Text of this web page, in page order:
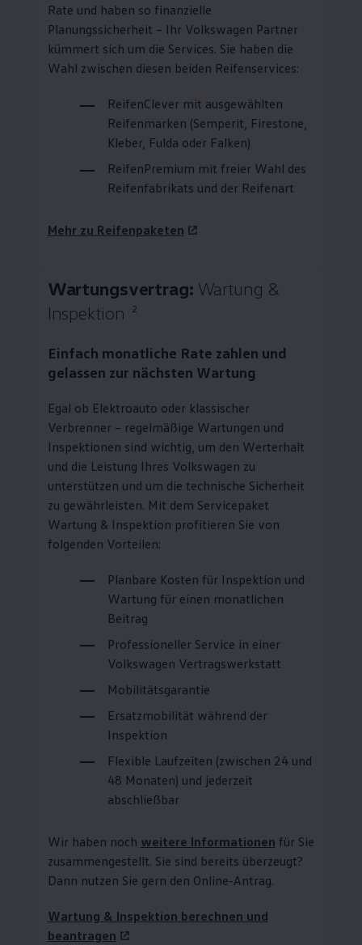
Rate und haben so finanzielle
Planungssicherheit – Ihr Volkswagen Partner
kümmert sich um die Services. Sie haben die
Wahl zwischen diesen beiden Reifenservices:
ReifenClevermit ausgewählten
Reifenmarken (Semperit, Firestone,
Kleber, Fulda oder Falken)
ReifenPremium mit freier Wahl des
Reifenfabrikats und der Reifenart
Mehr zu Reifenpaketen
Wartungsvertrag: Wartung &
Inspektion
2
Einfach monatliche Rate zahlen und
gelassen zur nächsten Wartung
Egal ob Elektroauto oder klassischer
Verbrenner – regelmäßige Wartungen und
Inspektionen sind wichtig, um den Werterhalt
und die Leistung Ihres Volkswagen zu
unterstützen und um die technische Sicherheit
zu gewährleisten. Mit dem Servicepaket
Wartung & Inspektion profitieren Sie von
folgenden Vorteilen:
Planbare Kosten für Inspektion und
Wartung für einen monatlichen
Beitrag
Professioneller Service in einer
Volkswagen Vertragswerkstatt
Mobilitätsgarantie
Ersatzmobilität während der
Inspektion
Flexible Laufzeiten (zwischen 24 und
48 Monaten) und jederzeit
abschließbar
Wir haben noch weitere Informationen für Sie
zusammengestellt. Sie sind bereits überzeugt?
Dann nutzen Sie gern den Online-Antrag.
Wartung & Inspektion berechnen und
beantragen